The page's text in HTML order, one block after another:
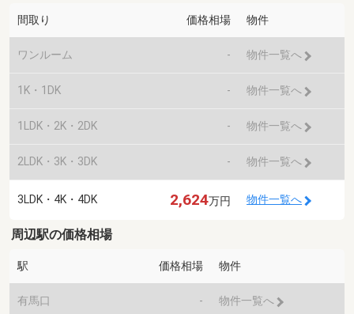
間取り 価格相場 物件
ワンルーム - 物件一覧へ
1K・1DK - 物件一覧へ
1LDK・2K・2DK - 物件一覧へ
2LDK・3K・3DK - 物件一覧へ
3LDK・4K・4DK 2,624万円 物件一覧へ
周辺駅の価格相場
駅 価格相場 物件
有馬口 - 物件一覧へ